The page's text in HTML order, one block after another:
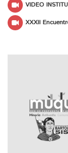
VIDEO
XXXII